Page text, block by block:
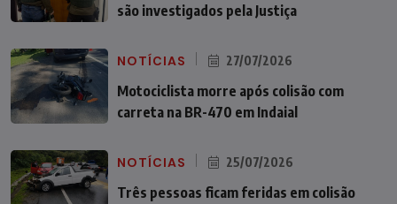
são investigados pela Justiça
NOTÍCIAS 27/07/2026
Motociclista morre após colisão com
carreta na BR-470 em Indaial
NOTÍCIAS 25/07/2026
Três pessoas ficam feridas em colisão